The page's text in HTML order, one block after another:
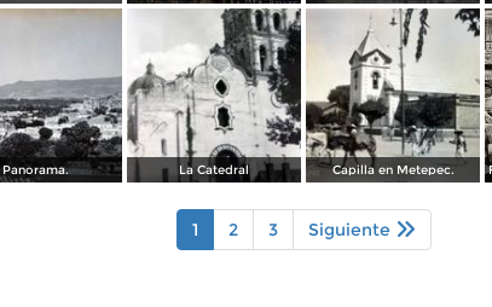
Panorama. La Catedral Capilla en Metepec.
1 2 3 Siguiente